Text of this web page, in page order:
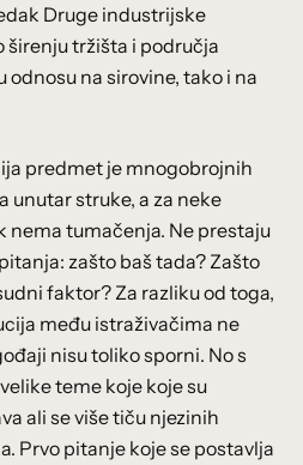
Druge industrijske
širenju tržišta i područja
odnosu na sirovine, tako i na
predmet je mnogobrojnih
unutar struke, a za neke
nema tumačenja. Ne prestaju
zašto baš tada? Zašto
faktor? Za razliku od toga,
među istraživačima ne
nisu toliko sporni. No s
teme koje koje su
ali se više tiču njezinih
Prvo pitanje koje se postavlja